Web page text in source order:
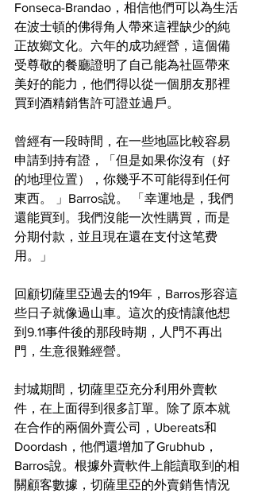
Fonseca-Brandao，相信他們可以為生活
在波士頓的佛得角人帶來這裡缺少的純
正故鄉文化。六年的成功經營，這個備
受尊敬的餐廳證明了自己能為社區帶來
美好的能力，他們得以從一個朋友那裡
買到酒精銷售許可證並過戶。
曾經有一段時間，在一些地區比較容易
申請到持有證，「但是如果你沒有（好
的地理位置），你幾乎不可能得到任何
東西。 」Barros說。 「幸運地是，我們
還能買到。我們沒能一次性購買，而是
分期付款，並且現在還在支付这笔费
用。」
回顧切薩里亞過去的19年，Barros形容這
些日子就像過山車。這次的疫情讓他想
到9.11事件後的那段時期，人門不再出
門，生意很難經營。
封城期間，切薩里亞充分利用外賣軟
件，在上面得到很多訂單。除了原本就
在合作的兩個外賣公司，Ubereats和
Doordash，他們還增加了Grubhub，
Barros說。根據外賣軟件上能讀取到的相
關顧客數據，切薩里亞的外賣銷售情況